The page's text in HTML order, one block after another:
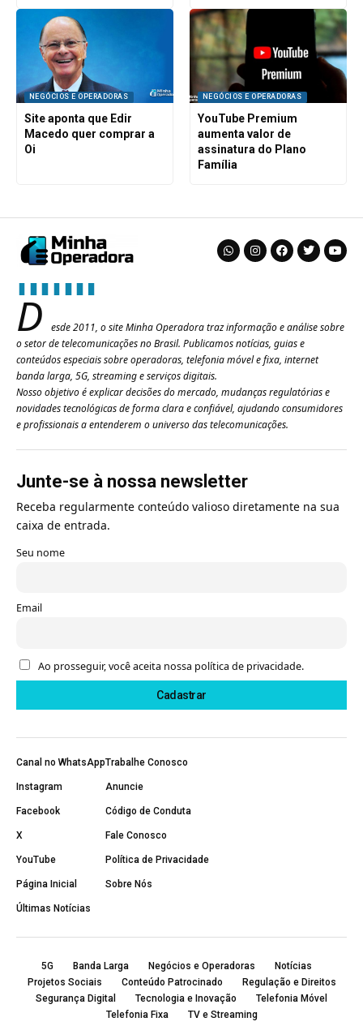
NEGÓCIOS E OPERADORAS
Site aponta que Edir
Macedo quer comprar a
Oi
NEGÓCIOS E OPERADORAS
YouTube Premium
aumenta valor de
assinatura do Plano
Família
D
esde 2011, o site Minha Operadora traz informação e análise sobre
o setor de telecomunicações no Brasil. Publicamos notícias, guias e
conteúdos especiais sobre operadoras, telefonia móvel e fixa, internet
banda larga, 5G, streaming e serviços digitais.
Nosso objetivo é explicar decisões do mercado, mudanças regulatórias e
novidades tecnológicas de forma clara e confiável, ajudando consumidores
e profissionais a entenderem o universo das telecomunicações.
Junte-se à nossa newsletter
Receba regularmente conteúdo valioso diretamente na sua
caixa de entrada.
Seu nome
Email
Ao prosseguir, você aceita nossa política de privacidade.
Canal no WhatsApp
Instagram
Facebook
X
YouTube
Página Inicial
Últimas Notícias
Trabalhe Conosco
Anuncie
Código de Conduta
Fale Conosco
Política de Privacidade
Sobre Nós
5G Banda Larga Negócios e Operadoras
Notícias
Projetos Sociais
Conteúdo Patrocinado
Regulação e Direitos
Segurança Digital
Tecnologia e Inovação
Telefonia Móvel
Telefonia Fixa
TV e Streaming